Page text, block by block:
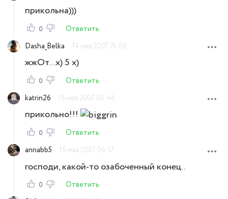
прикольна)))
0
Ответить
Dasha_Belka
14 мая 2007 21:08
жжОт...х) 5 х)
0
Ответить
katrin26
15 мая 2007 05:46
прикольно!!!
0
Ответить
annabb5
15 мая 2007 06:17
господи, какой-то озабоченный конец..
0
Ответить